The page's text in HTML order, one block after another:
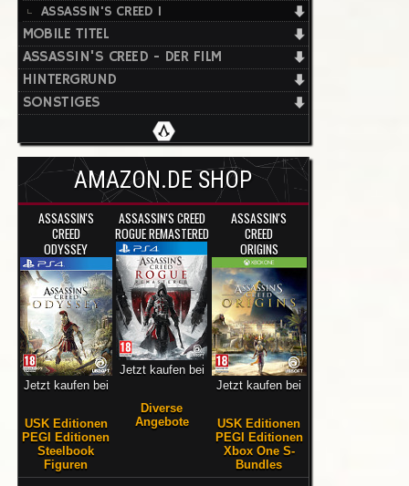
ASSASSIN'S CREED 1
MOBILE TITEL
ASSASSIN'S CREED - DER FILM
HINTERGRUND
SONSTIGES
AMAZON.DE SHOP
ASSASSIN'S
CREED
ODYSSEY
Jetzt kaufen bei
USK Editionen
PEGI Editionen
Steelbook
Figuren
ASSASSIN'S CREED
ROGUE REMASTERED
Jetzt kaufen bei
Diverse
Angebote
ASSASSIN'S
CREED
ORIGINS
Jetzt kaufen bei
USK Editionen
PEGI Editionen
Xbox One S-
Bundles